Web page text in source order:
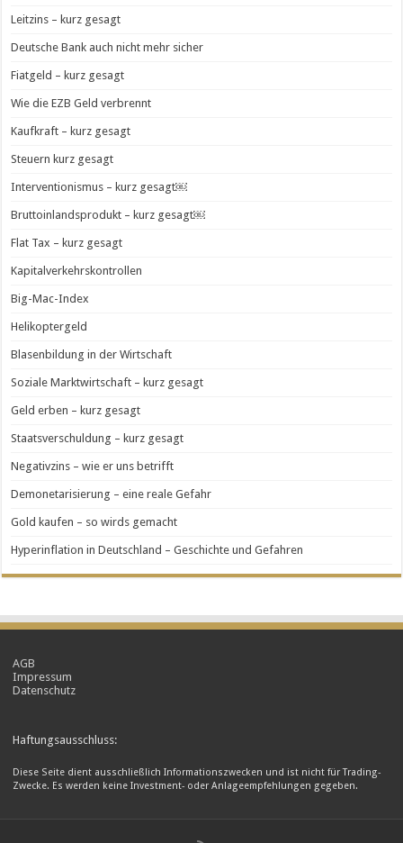
Leitzins – kurz gesagt
Deutsche Bank auch nicht mehr sicher
Fiatgeld – kurz gesagt
Wie die EZB Geld verbrennt
Kaufkraft – kurz gesagt
Steuern kurz gesagt
Interventionismus – kurz gesagt￼
Bruttoinlandsprodukt – kurz gesagt￼
Flat Tax – kurz gesagt
Kapitalverkehrskontrollen
Big-Mac-Index
Helikoptergeld
Blasenbildung in der Wirtschaft
Soziale Marktwirtschaft – kurz gesagt
Geld erben – kurz gesagt
Staatsverschuldung – kurz gesagt
Negativzins – wie er uns betrifft
Demonetarisierung – eine reale Gefahr
Gold kaufen – so wirds gemacht
Hyperinflation in Deutschland – Geschichte und Gefahren
AGB
Impressum
Datenschutz
Haftungsausschluss:
Diese Seite dient ausschließlich Informationszwecken und ist nicht für Trading-
Zwecke. Es werden keine Investment- oder Anlageempfehlungen gegeben.